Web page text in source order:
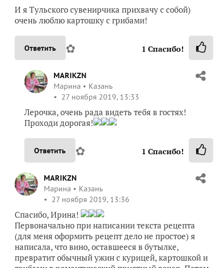
И я Тульского сувенирчика прихвачу с собой)
очень люблю картошку с грибами!
Ответить ✿ 1 Спасибо!
MARIKZN
Марина
Казань
27 ноября 2019, 13:33
Лерочка, очень рада видеть тебя в гостях!
Проходи дорогая!
Ответить ✿ 1 Спасибо!
MARIKZN
Марина
Казань
27 ноября 2019, 13:36
Спасибо, Ирина!
Первоначально при написании текста рецепта
(для меня оформить рецепт дело не простое) я
написала, что вино, оставшееся в бутылке,
превратит обычный ужин с курицей, картошкой и